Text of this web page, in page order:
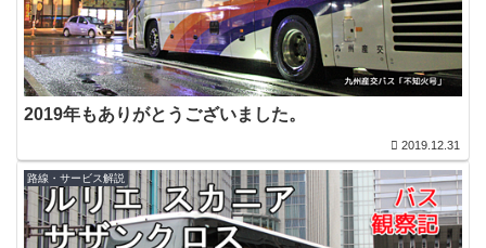
2019年もありがとうございました。
2019.12.31
路線・サービス解説